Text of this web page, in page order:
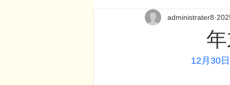
年末
administrater8
12月30日（火